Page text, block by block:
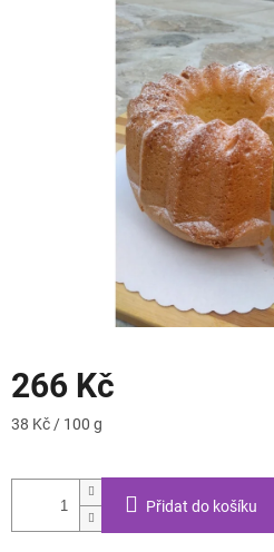
266 Kč
Měrná
38 Kč / 100 g
Přidat do košíku